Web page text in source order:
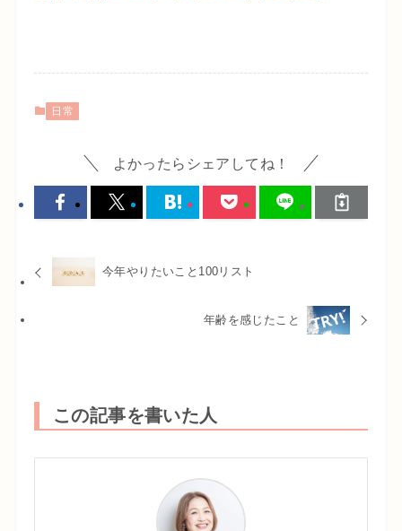
日常
よかったらシェアしてね！
今年やりたいこと100リスト
年齢を感じたこと
この記事を書いた人